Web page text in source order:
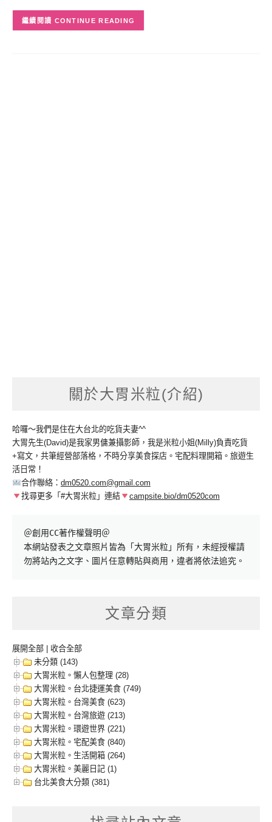
CONTINUE READING
關於大胃米粒(介紹)
哈囉～我們是住在大台北的吃貨夫妻^^
大胃先生(David)是我家男傭兼攝影師，我是米粒小姐(Milly)負責吃貨
+寫文，共筆經營部落格，不時分享美食探店。宅配料理開箱。旅遊生
活日常！
合作聯絡： dm0520.com@gmail.com
找尋更多「#大胃米粒」連結
campsite.bio/dm0520com
＠創用CC著作權聲明＠
本網站發表之文章照片皆為「大胃米粒」所有，未經授權請
勿將站內之文字、圖片任意轉貼與商用，違者將依法追究。
文章分類
展開全部
收合全部
未分類 (143)
大胃米粒。懶人包整理 (28)
大胃米粒。台北捷運美食 (749)
大胃米粒。台灣美食 (623)
大胃米粒。台灣旅遊 (213)
大胃米粒。環遊世界 (221)
大胃米粒。宅配美食 (840)
大胃米粒。生活開箱 (264)
大胃米粒。美麗日記 (1)
台北美食大分類 (381)